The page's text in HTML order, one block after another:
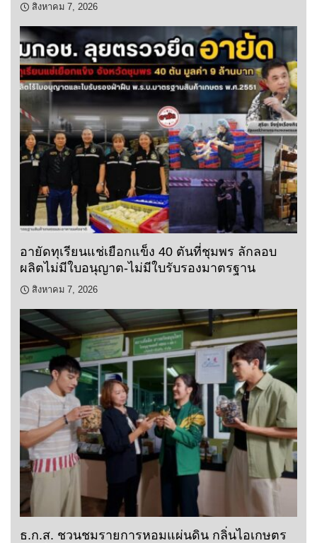
สิงหาคม 7, 2026
อายัดทุเรียนแช่เยือกแข็ง 40 ตันที่ชุมพร ลักลอบ
ผลิตไม่มีใบอนุญาต-ไม่มีใบรับรองมาตรฐาน
สิงหาคม 7, 2026
ธ.ก.ส. ชวนชมรายการหอมแผ่นดิน กลิ่นไอเกษตร